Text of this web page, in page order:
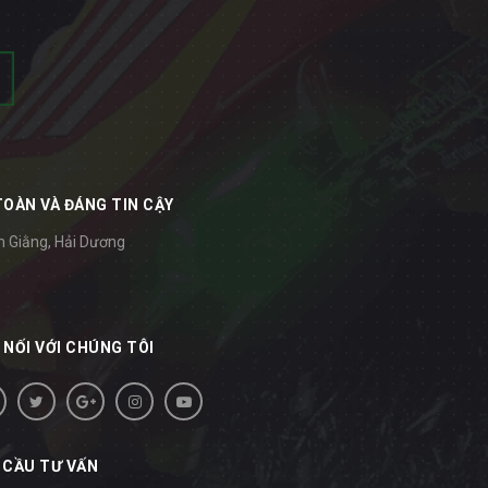
VÀ ĐÁNG TIN CẬY
Giằng, Hải Dương
VỚI CHÚNG TÔI
CẦU TƯ VẤN